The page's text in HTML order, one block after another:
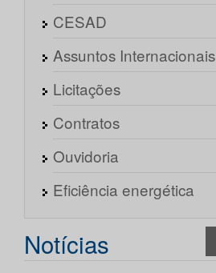
CESAD
Assuntos Internacionais
Licitações
Contratos
Ouvidoria
Eficiência energética
Notícias